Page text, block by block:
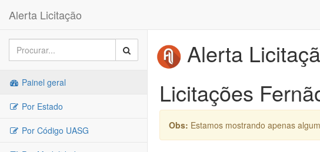
Alerta Licitação
Painel geral
Por Estado
Por Código UASG
Alerta
Licitações
Obs: Estamos mostrando apenas